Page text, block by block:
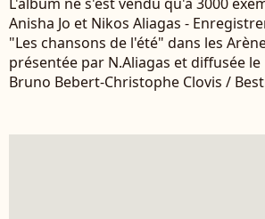
Anisha Jo et Nikos Aliagas -
"Les chansons de l'été" dans les
présentée par N.Aliagas et diffusée
Bruno Bebert-Christophe Clovis /